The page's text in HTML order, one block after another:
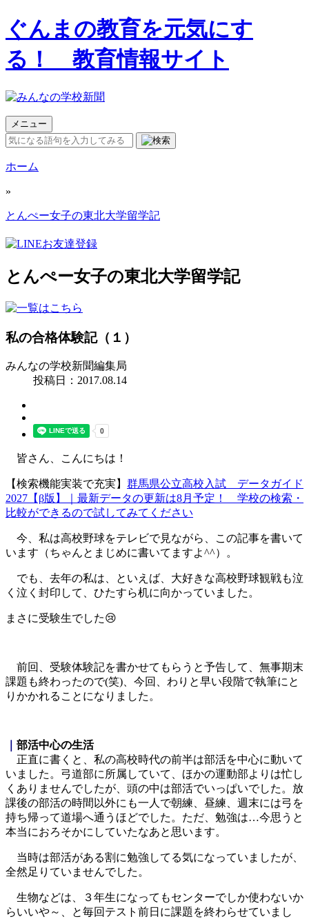
ぐんまの教育を元気にす
る！ 教育情報サイト
メニュー
ホーム
»
とんぺー女子の東北大学留学記
とんぺー女子の東北大学留学記
私の合格体験記（１）
みんなの学校新聞編集局
投稿日：2017.08.14
皆さん、こんにちは！
【検索機能実装で充実】 群馬県公立高校入試 データガイド
2027【β版】｜最新データの更新は8月予定！ 学校の検索・
比較ができるので試してみてください
今、私は高校野球をテレビで見ながら、この記事を書いて
います（ちゃんとまじめに書いてますよ^^）。
でも、去年の私は、といえば、大好きな高校野球観戦も泣
く泣く封印して、ひたすら机に向かっていました。
まさに受験生でした😢
前回、受験体験記を書かせてもらうと予告して、無事期末
課題も終わったので(笑)、今回、わりと早い段階で執筆にと
りかかれることになりました。
部活中心の生活
正直に書くと、私の高校時代の前半は部活を中心に動いて
いました。弓道部に所属していて、ほかの運動部よりは忙し
くありませんでしたが、頭の中は部活でいっぱいでした。放
課後の部活の時間以外にも一人で朝練、昼練、週末には弓を
持ち帰って道場へ通うほどでした。ただ、勉強は…今思うと
本当におろそかにしていたなあと思います。
当時は部活がある割に勉強してる気になっていましたが、
全然足りていませんでした。
生物などは、３年生になってもセンターでしか使わないか
らいいや～、と毎回テスト前日に課題を終わらせていまし